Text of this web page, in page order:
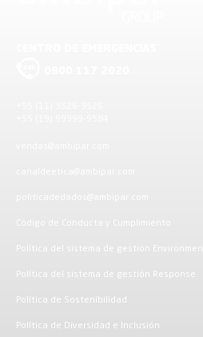
Política del sistema de gestión Environment
Política del sistema de gestión Response
Política de Sostenibilidad
Política de Diversidad e Inclusión